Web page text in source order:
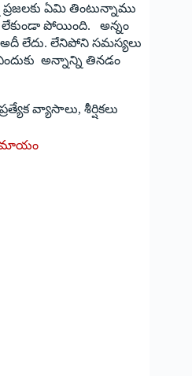
ప్రజలకు ఏమి తింటున్నాము
పోయింది. అన్నం
లేదు. లేనిపోని సమస్యలు
అన్నాన్ని తినడం
ప్రత్యేక వ్యాసాలు, శీర్షికలు